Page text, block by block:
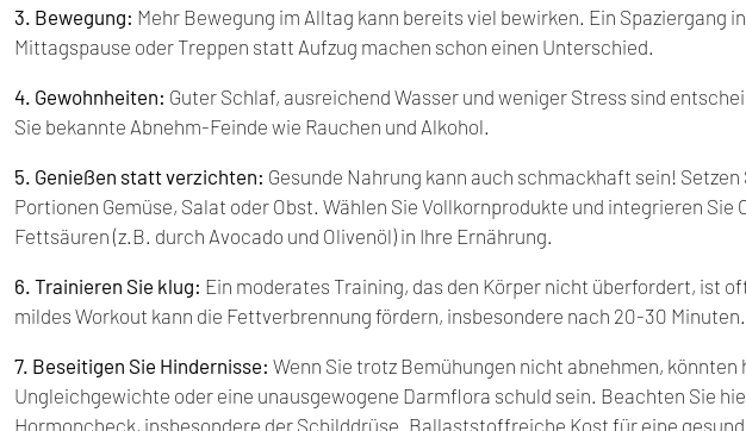
3. Bewegung: Mehr Bewegung im Alltag kann bereits viel bewirken. Ein Spaziergang
Mittagspause oder Treppen statt Aufzug machen schon einen Unterschied.
4. Gewohnheiten: Guter Schlaf, ausreichend Wasser und weniger Stress sind
Sie bekannte Abnehm-Feinde wie Rauchen und Alkohol.
5. Genießen statt verzichten: Gesunde Nahrung kann auch schmackhaft sein! Setzen
Portionen Gemüse, Salat oder Obst. Wählen Sie Vollkornprodukte und integrieren Sie
Fettsäuren (z.B. durch Avocado und Olivenöl) in Ihre Ernährung.
6. Trainieren Sie klug: Ein moderates Training, das den Körper nicht überfordert, ist
mildes Workout kann die Fettverbrennung fördern, insbesondere nach 20-30 Minuten.
7. Beseitigen Sie Hindernisse: Wenn Sie trotz Bemühungen nicht abnehmen, könnten
Ungleichgewichte oder eine unausgewogene Darmflora schuld sein. Beachten Sie
Hormoncheck, insbesondere der Schilddrüse. Ballaststoffreiche Kost für eine